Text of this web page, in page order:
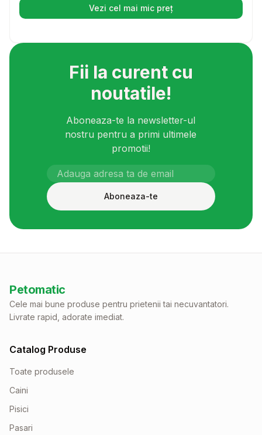
Vezi cel mai mic preț(se deschide într-o filă nouă)
Fii la curent cu
noutatile!
Aboneaza-te la newsletter-ul
nostru pentru a primi ultimele
promotii!
Aboneaza-te
Petomatic
Cele mai bune produse pentru prietenii tai necuvantatori.
Livrate rapid, adorate imediat.
Catalog Produse
Toate produsele
Caini
Pisici
Pasari